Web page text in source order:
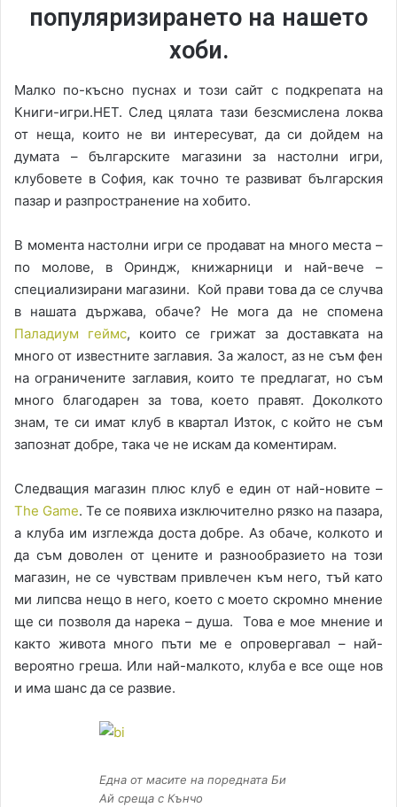
популяризирането на нашето
хоби.
Малко по-късно пуснах и този сайт с подкрепата на
Книги-игри.НЕТ. След цялата тази безсмислена локва
от неща, които не ви интересуват, да си дойдем на
думата – българските магазини за настолни игри,
клубовете в София, как точно те развиват българския
пазар и разпространение на хобито.
В момента настолни игри се продават на много места –
по молове, в Ориндж, книжарници и най-вече –
специализирани магазини. Кой прави това да се случва
в нашата държава, обаче? Не мога да не спомена
Паладиум геймс, които се грижат за доставката на
много от известните заглавия. За жалост, аз не съм фен
на ограничените заглавия, които те предлагат, но съм
много благодарен за това, което правят. Доколкото
знам, те си имат клуб в квартал Изток, с който не съм
запознат добре, така че не искам да коментирам.
Следващия магазин плюс клуб е един от най-новите –
The Game. Те се появиха изключително рязко на пазара,
а клуба им изглежда доста добре. Аз обаче, колкото и
да съм доволен от цените и разнообразието на този
магазин, не се чувствам привлечен към него, тъй като
ми липсва нещо в него, което с моето скромно мнение
ще си позволя да нарека – душа. Това е мое мнение и
както живота много пъти ме е опровергавал – най-
вероятно греша. Или най-малкото, клуба е все още нов
и има шанс да се развие.
Една от масите на поредната Би
Ай среща с Кънчо